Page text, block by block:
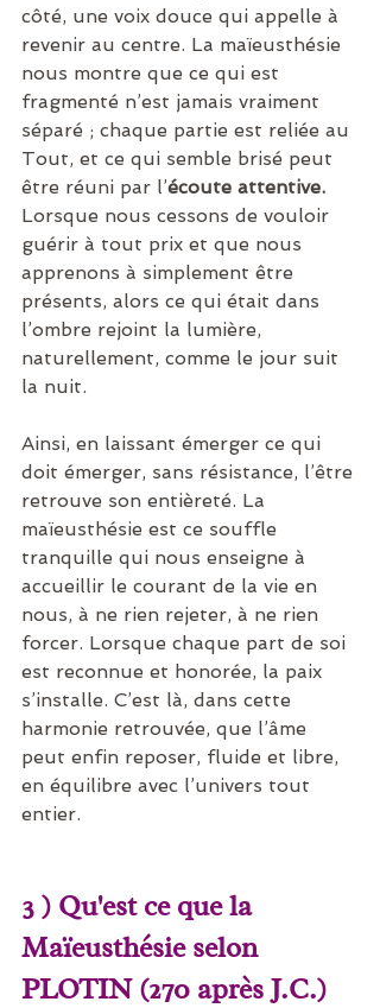
côté, une voix douce qui appelle à
revenir au centre. La maïeusthésie
nous montre que ce qui est
fragmenté n’est jamais vraiment
séparé ; chaque partie est reliée au
Tout, et ce qui semble brisé peut
être réuni par l’écoute attentive.
Lorsque nous cessons de vouloir
guérir à tout prix et que nous
apprenons à simplement être
présents, alors ce qui était dans
l’ombre rejoint la lumière,
naturellement, comme le jour suit
la nuit.
Ainsi, en laissant émerger ce qui
doit émerger, sans résistance, l’être
retrouve son entièreté. La
maïeusthésie est ce souffle
tranquille qui nous enseigne à
accueillir le courant de la vie en
nous, à ne rien rejeter, à ne rien
forcer. Lorsque chaque part de soi
est reconnue et honorée, la paix
s’installe. C’est là, dans cette
harmonie retrouvée, que l’âme
peut enfin reposer, fluide et libre,
en équilibre avec l’univers tout
entier.
3 ) Qu'est ce que la
Maïeusthésie selon
PLOTIN (270 après J.C.)